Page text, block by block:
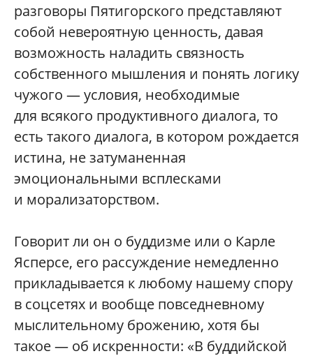
разговоры Пятигорского представляют
собой невероятную ценность, давая
возможность наладить связность
собственного мышления и понять логику
чужого — условия, необходимые
для всякого продуктивного диалога, то
есть такого диалога, в котором рождается
истина, не затуманенная
эмоциональными всплесками
и морализаторством.
Говорит ли он о буддизме или о Карле
Ясперсе, его рассуждение немедленно
прикладывается к любому нашему спору
в соцсетях и вообще повседневному
мыслительному брожению, хотя бы
такое — об искренности: «В буддийской